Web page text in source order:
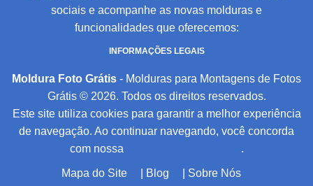
sociais e acompanhe as novas molduras e
funcionalidades que oferecemos:
INFORMAÇÕES LEGAIS
Moldura Foto Grátis - Molduras para Montagens de Fotos
Grátis © 2026. Todos os direitos reservados.
Este site utiliza cookies para garantir a melhor experiência
de navegação. Ao continuar navegando, você concorda
com nossa
.
Mapa do Site Blog Sobre Nós